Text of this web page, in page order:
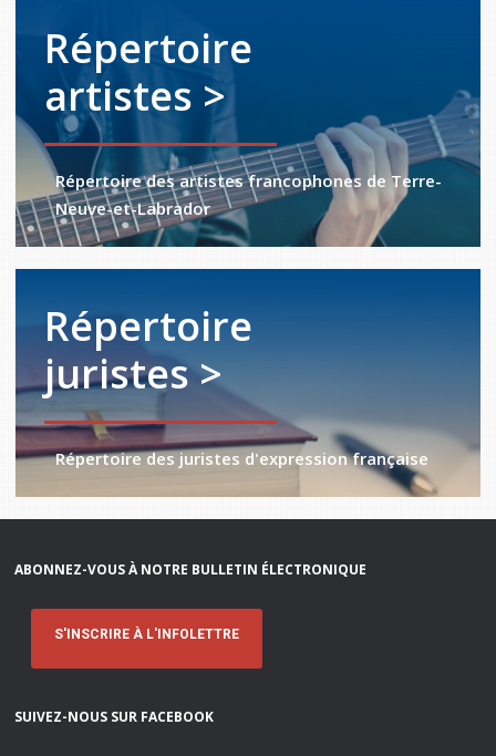
Répertoire
artistes >
Répertoire des artistes francophones de Terre-
Neuve-et-Labrador
Répertoire
juristes >
Répertoire des juristes d'expression française
ABONNEZ-VOUS À NOTRE BULLETIN ÉLECTRONIQUE
S'INSCRIRE À L'INFOLETTRE
SUIVEZ-NOUS SUR FACEBOOK